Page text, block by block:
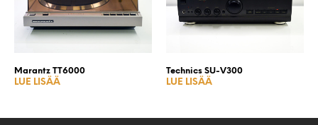
Marantz TT6000
LUE LISÄÄ
Technics SU-V300
LUE LISÄÄ